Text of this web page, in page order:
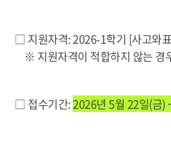
□ 지원자격: 2026-1학기 [사고와
※ 지원자격이 적합하지 않는 경
□ 접수기간:2026년 5월 22일(금)